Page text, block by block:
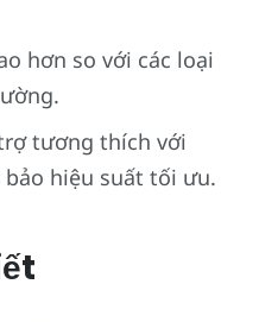
hơn so với các loại
tương thích với
hiệu suất tối ưu.